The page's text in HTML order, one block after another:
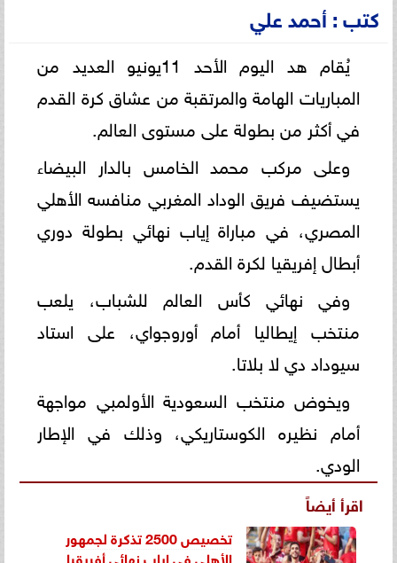
كتب : أحمد علي
يُقام هد اليوم الأحد 11يونيو العديد من
المباريات الهامة والمرتقبة من عشاق كرة القدم
في أكثر من بطولة على مستوى العالم.
وعلى مركب محمد الخامس بالدار البيضاء
يستضيف فريق الوداد المغربي منافسه الأهلي
المصري، في مباراة إياب نهائي بطولة دوري
أبطال إفريقيا لكرة القدم.
وفي نهائي كأس العالم للشباب، يلعب
منتخب إيطاليا أمام أوروجواي، على استاد
سيوداد دي لا بلاتا.
ويخوض منتخب السعودية الأولمبي مواجهة
أمام نظيره الكوستاريكي، وذلك في الإطار
الودي.
اقرأ أيضاً
تخصيص 2500 تذكرة لجمهور
الأهلي في إياب نهائي أفريقيا